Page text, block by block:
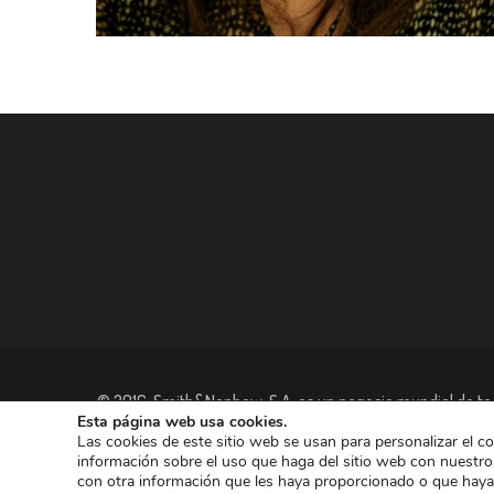
© 2016, Smith&Nephew, S.A. es un negocio mundial de
las empresas dedicadas a Reconstrucción Ortopédica,
Esta página web usa cookies.
Las cookies de este sitio web se usan para personalizar el
información sobre el uso que haga del sitio web con
con otra información que les haya proporcionado o que